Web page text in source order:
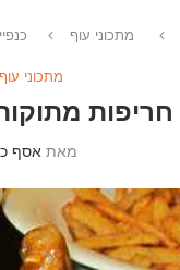
מתכוני עוף
מתכוני עוף
חריפות
מאת אסף